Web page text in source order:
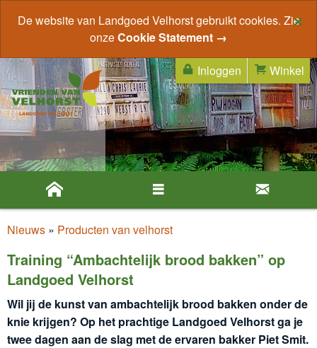
×
De website van Landgoed Velhorst gebruikt cookies. Zie
onzeCookie Statement →
Winkel
Inloggen
Nieuws » Producten van velhorst
Training “Ambachtelijk brood bakken” op
Landgoed Velhorst
Wil jij de kunst van ambachtelijk brood bakken onder de
knie krijgen? Op het prachtige Landgoed Velhorst ga je
twee dagen aan de slag met de ervaren bakker Piet Smit.